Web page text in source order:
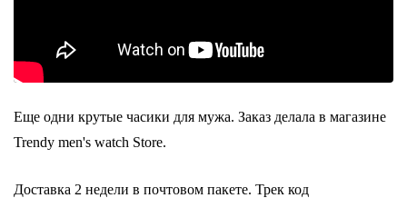
Еще одни крутые часики для мужа. Заказ делала в магазине
Trendy men's watch Store. ⠀
Доставка 2 недели в почтовом пакете. Трек код